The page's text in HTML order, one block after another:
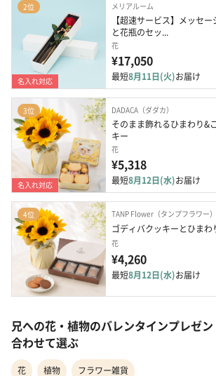
2位
名入れ対応
メリアルーム
【超速サービス】メッセ
と花瓶のセッ...
花
¥17,050
最短8月11日(火)お届け
3位
名入れ対応
DADACA（ダダカ）
そのまま飾れるひまわり&
キー
花
¥5,318
最短8月12日(水)お届け
4位 TANP Flower（タンプフラワー）
ゴディバクッキーとひまわ
花
¥4,260
最短8月12日(水)お届け
兄への花・植物のバレンタインプレゼ
合わせて選ぶ
花 植物 フラワー雑貨